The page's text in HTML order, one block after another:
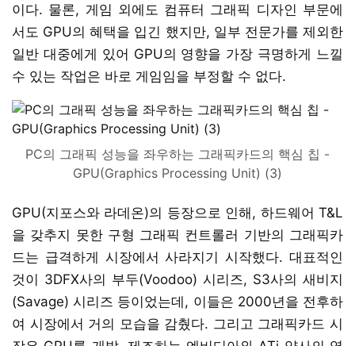
이다. 물론, 게임 외에도 컴퓨터 그래픽 디자인 부문에
서도 GPU의 혜택을 입긴 했지만, 일부 전문가를 제외한
일반 대중에게 있어 GPU의 영향을 가장 극명하게 느낄
수 있는 작업은 바로 게임임을 부정할 수 없다.
PC의 그래픽 성능을 좌우하는 그래픽카드의 핵심 칩 -
GPU(Graphics Processing Unit) (3)
GPU(지포스와 라데온)의 등장으로 인해, 하드웨어 T&L
을 갖추지 못한 구형 그래픽 컨트롤러 기반의 그래픽카
드는 급격하게 시장에서 사라지기 시작했다. 대표적인
것이 3DFX사의 부두(Voodoo) 시리즈, S3사의 새비지
(Savage) 시리즈 등이었는데, 이들은 2000년을 전후하
여 시장에서 거의 모습을 감췄다. 그리고 그래픽카드 시